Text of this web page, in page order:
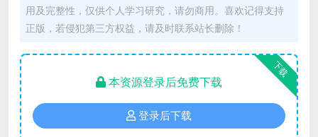
用及完整性，仅供个人学习研究，请勿商用。喜欢记得支持
正版，若侵犯第三方权益，请及时联系站长删除！
下载
本资源登录后免费下载
登录后下载